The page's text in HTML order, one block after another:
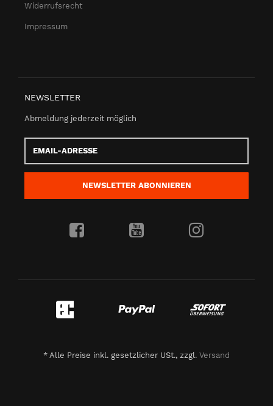
Widerrufsrecht
Impressum
NEWSLETTER
Abmeldung jederzeit möglich
Adresse
NEWSLETTER ABONNIEREN
* Alle Preise inkl. gesetzlicher USt., zzgl. Versand